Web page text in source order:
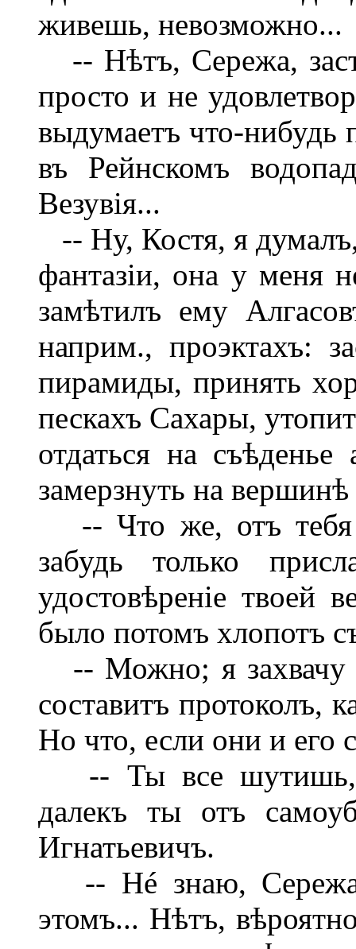
живешь, невозможно...
-- Нѣтъ, Сережа,
просто и не
выдумаетъ что-нибудь
въ Рейнскомъ
Везувія...
-- Ну, Костя, я
фантазіи, она у меня
замѣтилъ ему
наприм., проэктахъ:
пирамиды, принять
пескахъ Сахары,
отдаться на
замерзнуть на вершинѣ
-- Что же, отъ тебя
забудь только
удостовѣреніе твоей
было потомъ хлопотъ
-- Можно; я захвачу
составитъ протоколъ,
Но что, если они и его
-- Ты все шутишь,
далекъ ты отъ
Игнатьевичъ.
-- Hé знаю, Сережа,
этомъ... Нѣтъ,